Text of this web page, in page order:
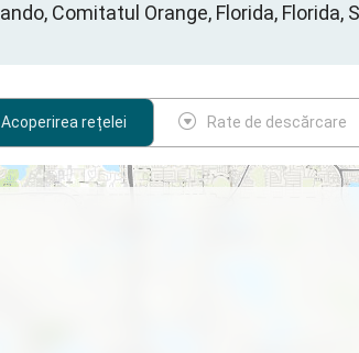
Comitatul Orange, Florida, Florida,
Acoperirea rețelei Rate de descărcare